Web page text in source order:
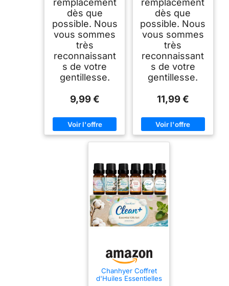
remplacement
dès que
possible. Nous
vous sommes
très
reconnaissant
s de votre
gentillesse.
9,99 €
remplacement
dès que
possible. Nous
vous sommes
très
reconnaissant
s de votre
gentillesse.
11,99 €
Chanhyer Coffret
d'Huiles Essentielles